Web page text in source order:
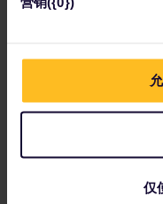
仅
乘电梯沉入
推荐路线
目的
平均
转车：
座位